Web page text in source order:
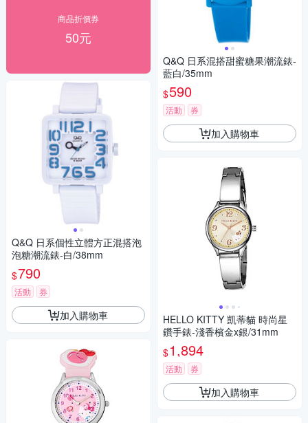
商品折價券
50元
Q&Q 日系個性立體方正混搭泡
泡糖潮流錶-白/38mm
$790
活動 券
加入購物車
Q&Q 日系混搭甜蜜糖果潮流錶-
藍白/35mm
$590
活動 券
加入購物車
HELLO KITTY 凱蒂貓 時尚星
鑽手錶-淺香檳金x銀/31mm
$1,894
活動 券
加入購物車